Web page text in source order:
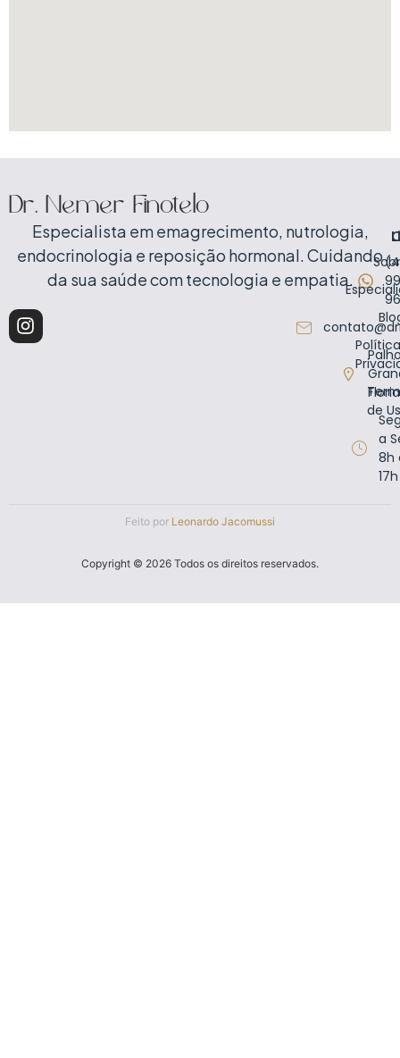
Dr. Nemer Finotelo
Especialista em emagrecimento, nutrologia,
endocrinologia e reposição hormonal. Cuidando
da sua saúde com tecnologia e empatia.
a
8h
17h
de
Feito por Leonardo Jacomussi
Copyright © 2026 Todos os direitos reservados.